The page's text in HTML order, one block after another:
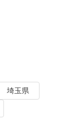
埼玉県